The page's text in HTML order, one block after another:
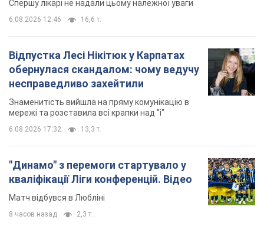
Спершу лікарі не надали цьому належної уваги
6.08.2026 12:46 16,6 т.
Відпустка Лесі Нікітюк у Карпатах
обернулася скандалом: чому ведучу
несправедливо захейтили
Знаменитість вийшла на пряму комунікацію в
мережі та розставила всі крапки над "і"
6.08.2026 17:32 13,3 т.
"Динамо" з перемоги стартувало у
кваліфікації Ліги конференцій. Відео
Матч відбувся в Любліні
8 часов назад 2,3 т.